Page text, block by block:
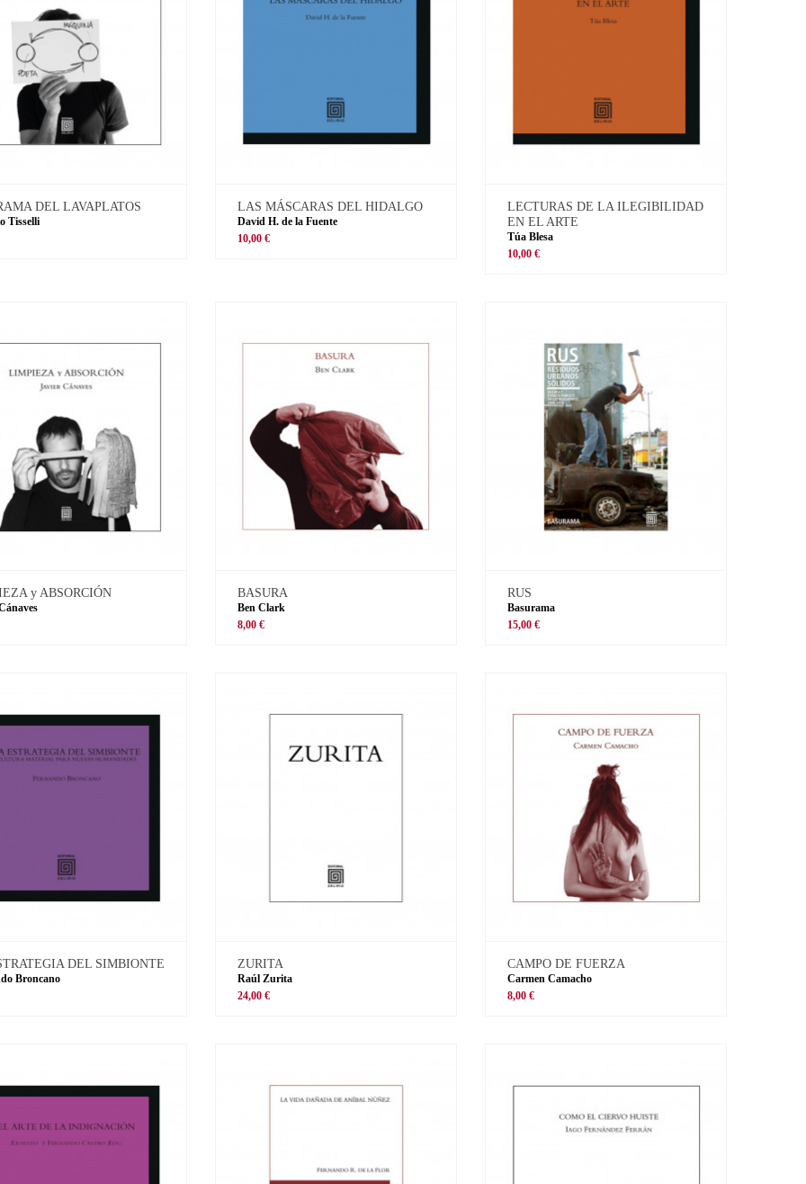
DEL LAVAPLATOS
Tisselli
LAS MÁSCARAS DEL HIDALGO
David H. de la Fuente
10,00 €
LECTURAS DE LA ILEGIBILIDAD
EN EL ARTE
Túa Blesa
10,00 €
y ABSORCIÓN BASURA
Ben Clark
8,00 €
RUS
Basurama
15,00 €
DEL SIMBIONTE
Broncano
ZURITA
Raúl Zurita
24,00 €
CAMPO DE FUERZA
Carmen Camacho
8,00 €